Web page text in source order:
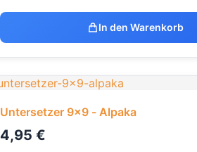
In den Warenkorb
Untersetzer 9x9 - Alpaka
4,95 €